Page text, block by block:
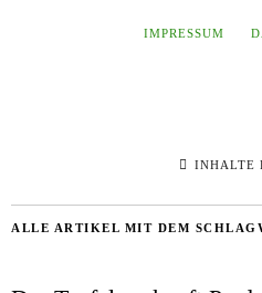
IMPRESSUM
INHALTE
ALLE ARTIKEL MIT DEM